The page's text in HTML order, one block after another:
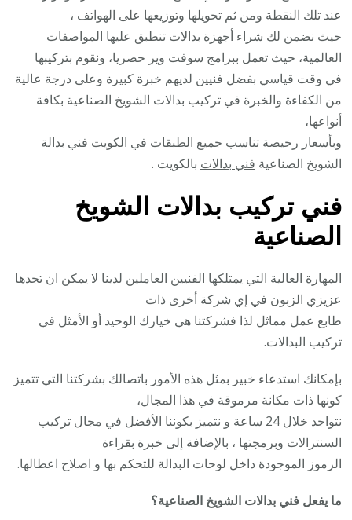
عند تلك النقطة ومن ثم تحويلها وتوزيعها على الهواتف ،
حيث نضمن لك شراء أجهزة بدالات تنطبق عليها المواصفات
العالمية، حيث تعمل ببرامج سوفت وير حصريا، ونقوم بتركيبها
في وقت قياسي بفضل فنيين لديهم خبرة كبيرة وعلى درجة عالية
من الكفاءة والخبرة في تركيب بدالات الشويخ الصناعية بكافة
أنواعها،
وبأسعار رخيصة تناسب جميع الطبقات في الكويت فني بدالة
الشويخ الصناعية فني بدالات بالكويت .
فني تركيب بدالات الشويخ
الصناعية
المهارة العالية التي يمتلكها الفنيين العاملين لدينا لا يمكن ان تجدها
عزيزي الزبون في إي شركة أخرى ذات
طابع عمل مماثل لذا فشركتنا هي خيارك الوحيد أو الأمثل في
تركيب البدالات.
بإمكانك استدعاء خبير بمثل هذه الأمور باتصالك بشركتنا التي تتميز
كونها ذات مكانة مرموقة في هذا المجال،
نتواجد خلال 24 ساعة و نتميز بكوننا الأفضل في مجال تركيب
السنترالات وبرمجتها ، بالإضافة إلى خبرة بقراءة
الرموز الموجودة داخل لوحات البدالة للتحكم بها و اصلاح اعطالها.
ما يفعل فني بدالات الشويخ الصناعية؟